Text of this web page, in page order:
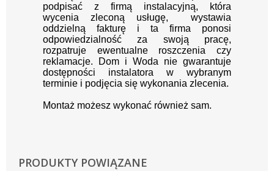
podpisać z firmą instalacyjną, która
wycenia zleconą usługę, wystawia
oddzielną fakturę i ta firma ponosi
odpowiedzialność za swoją pracę,
rozpatruje ewentualne roszczenia czy
reklamacje. Dom i Woda nie gwarantuje
dostępności instalatora w wybranym
terminie i podjęcia się wykonania zlecenia.
Montaż możesz wykonać również sam.
PRODUKTY POWIĄZANE